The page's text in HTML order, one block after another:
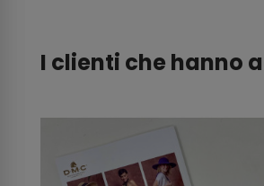
I clienti che hanno